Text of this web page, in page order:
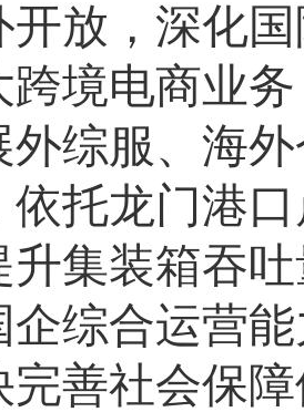
开放，深化
境电商业
外综服、海
依托龙门港
升集装箱吞
企综合运营
完善社会保